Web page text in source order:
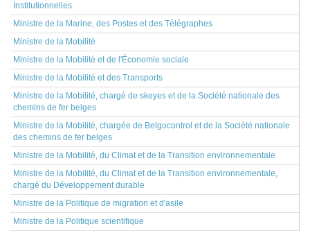
Institutionnelles
Ministre de la Marine, des Postes et des Télégraphes
Ministre de la Mobilité
Ministre de la Mobilité et de l'Économie sociale
Ministre de la Mobilité et des Transports
Ministre de la Mobilité, chargé de skeyes et de la Société nationale des
chemins de fer belges
Ministre de la Mobilité, chargée de Belgocontrol et de la Société nationale
des chemins de fer belges
Ministre de la Mobilité, du Climat et de la Transition environnementale
Ministre de la Mobilité, du Climat et de la Transition environnementale,
chargé du Développement durable
Ministre de la Politique de migration et d'asile
Ministre de la Politique scientifique